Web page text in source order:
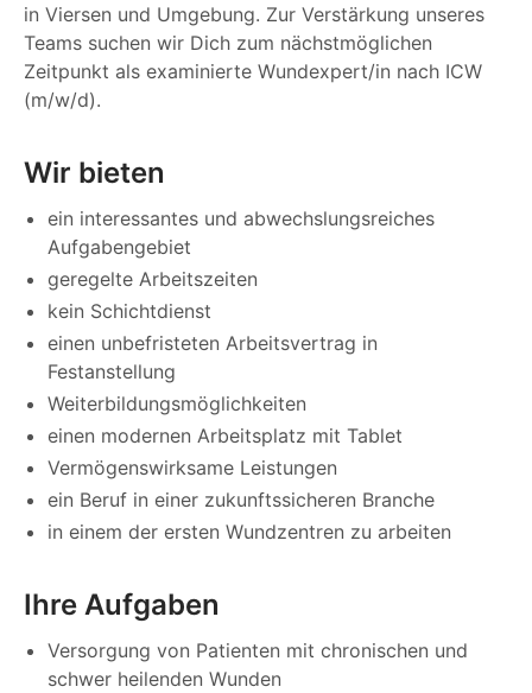
in Viersen und Umgebung. Zur Verstärkung unseres
Teams suchen wir Dich zum nächstmöglichen
Zeitpunkt als examinierte Wundexpert/in nach ICW
(m/w/d).
Wir bieten
ein interessantes und abwechslungsreiches
Aufgabengebiet
geregelte Arbeitszeiten
kein Schichtdienst
einen unbefristeten Arbeitsvertrag in
Festanstellung
Weiterbildungsmöglichkeiten
einen modernen Arbeitsplatz mit Tablet
Vermögenswirksame Leistungen
ein Beruf in einer zukunftssicheren Branche
in einem der ersten Wundzentren zu arbeiten
Ihre Aufgaben
Versorgung von Patienten mit chronischen und
schwer heilenden Wunden